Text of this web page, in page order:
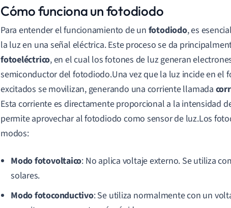
Cómo funciona un fotodiodo
Para entender el funcionamiento de un fotodiodo, es
la luz en una señal eléctrica. Este proceso se da
fotoeléctrico, en el cual los fotones de luz generan
semiconductor del fotodiodo.Una vez que la luz incide en el
excitados se movilizan, generando una corriente llamada
Esta corriente es directamente proporcional a la intensidad
permite aprovechar al fotodiodo como sensor de luz.Los
modos:
Modo fotovoltaico: No aplica voltaje externo. Se utiliza
solares.
Modo fotoconductivo: Se utiliza normalmente con un